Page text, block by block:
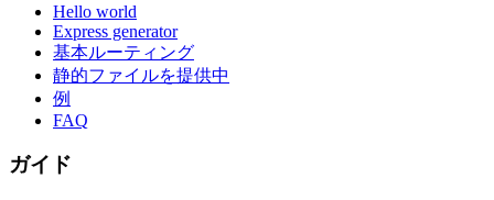
Hello world
Express generator
基本ルーティング
静的ファイルを提供中
例
FAQ
ガイド